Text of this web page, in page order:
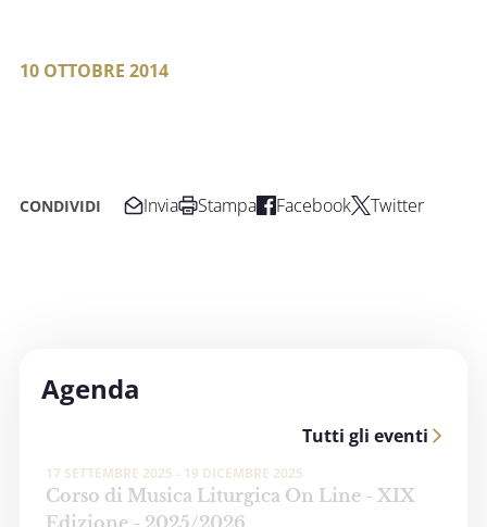
10 OTTOBRE 2014
CONDIVIDI Invia Stampa Facebook Twitter
Agenda
Tutti gli eventi
17 SETTEMBRE 2025 - 19 DICEMBRE 2025
Corso di Musica Liturgica On Line - XIX
Edizione - 2025/2026